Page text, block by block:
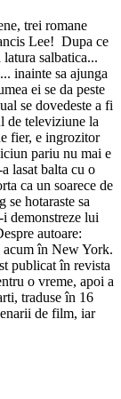
trei romane
Lee! Dupa ce
salbatica...
inainte sa ajunga
ei se da peste
se dovedeste a fi
de televiziune la
fier, e ingrozitor
pariu nu mai e
lasat balta cu o
ca un soarece de
se hotaraste sa
demonstreze lui
autoare:
acum în New York.
publicat în revista
o vreme, apoi a
traduse în 16
de film, iar